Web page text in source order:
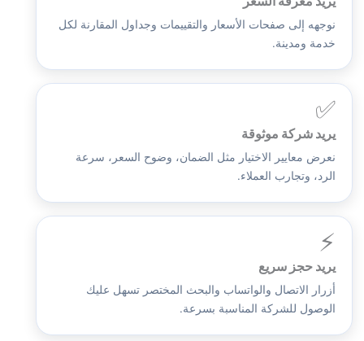
نوجهه إلى صفحات الأسعار والتقييمات وجداول المقارنة لكل
خدمة ومدينة.
✅
يريد شركة موثوقة
نعرض معايير الاختيار مثل الضمان، وضوح السعر، سرعة
الرد، وتجارب العملاء.
⚡
يريد حجز سريع
أزرار الاتصال والواتساب والبحث المختصر تسهل عليك
الوصول للشركة المناسبة بسرعة.